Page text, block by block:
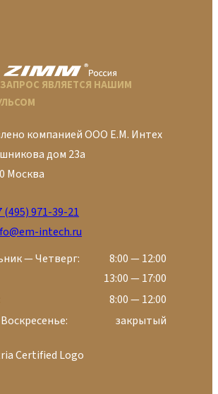
ЯВЛЯЕТСЯ НАШИМ
компанией ООО Е.М. Интех
дом 23а
Москва
(495) 971-39-21
intech.ru
— Четверг:
8:00 — 12:00
13:00 — 17:00
8:00 — 12:00
закрытый